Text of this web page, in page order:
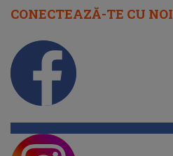
CONECTEAZĂ-TE CU NOI